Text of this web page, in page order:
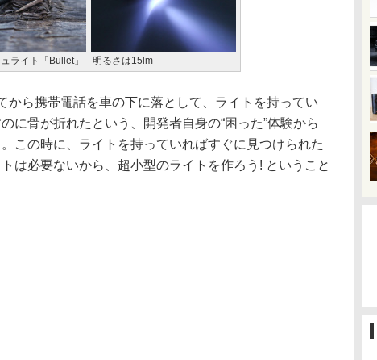
ライト「Bullet」 明るさは15lm
ら携帯電話を車の下に落として、ライトを持ってい
に骨が折れたという、開発者自身の“困った”体験から
この時に、ライトを持っていればすぐに見つけられた
必要ないから、超小型のライトを作ろう! ということ